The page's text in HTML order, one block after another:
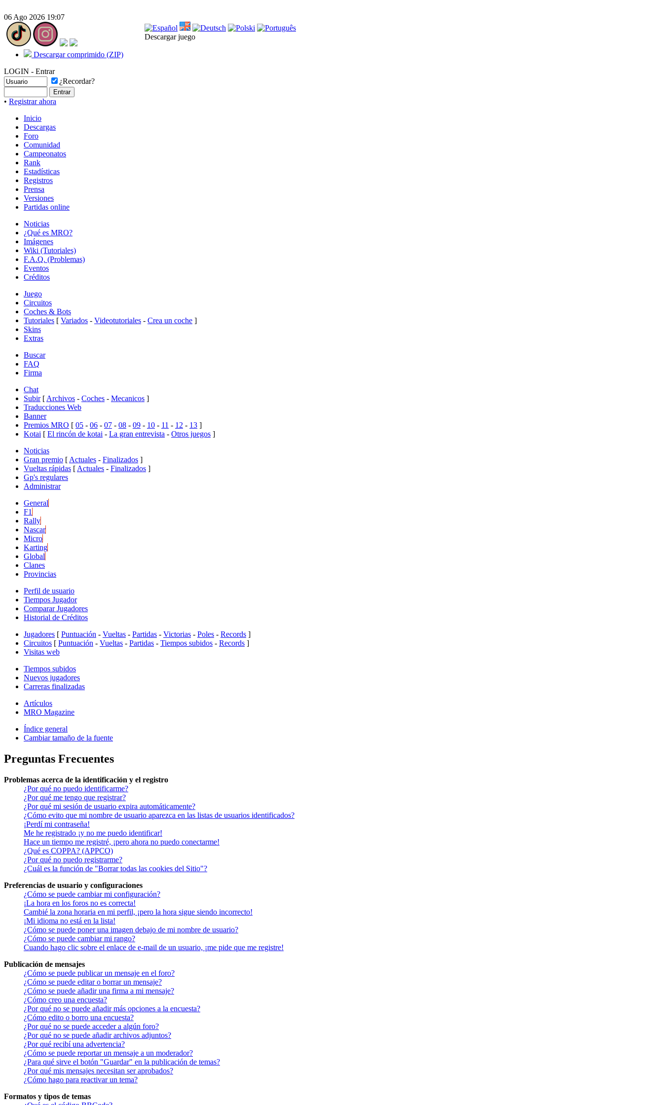
06 Ago 2026 19:07
Descargar juego
Descargar comprimido (ZIP)
LOGIN - Entrar
¿Recordar?
• Registrar ahora
Inicio
Descargas
Foro
Comunidad
Campeonatos
Rank
Estadísticas
Registros
Prensa
Versiones
Partidas online
Noticias
¿Qué es MRO?
Imágenes
Wiki (Tutoriales)
F.A.Q. (Problemas)
Eventos
Créditos
Juego
Circuitos
Coches & Bots
Tutoriales [ Variados - Videotutoriales - Crea un coche ]
Skins
Extras
Buscar
FAQ
Firma
Chat
Subir [ Archivos - Coches - Mecanicos ]
Traducciones Web
Banner
Premios MRO [ 05 - 06 - 07 - 08 - 09 - 10 - 11 - 12 - 13 ]
Kotai [ El rincón de kotai - La gran entrevista - Otros juegos ]
Noticias
Gran premio [ Actuales - Finalizados ]
Vueltas rápidas [ Actuales - Finalizados ]
Gp's regulares
Administrar
General
F1
Rally
Nascar
Micro
Karting
Global
Clanes
Provincias
Perfil de usuario
Tiempos Jugador
Comparar Jugadores
Historial de Créditos
Jugadores [ Puntuación - Vueltas - Partidas - Victorias - Poles - Records ]
Circuitos [ Puntuación - Vueltas - Partidas - Tiempos subidos - Records ]
Visitas web
Tiempos subidos
Nuevos jugadores
Carreras finalizadas
Artículos
MRO Magazine
Índice general
Cambiar tamaño de la fuente
Preguntas Frecuentes
Problemas acerca de la identificación y el registro
¿Por qué no puedo identificarme?
¿Por qué me tengo que registrar?
¿Por qué mi sesión de usuario expira automáticamente?
¿Cómo evito que mi nombre de usuario aparezca en las listas de usuarios identificados?
¡Perdí mi contraseña!
Me he registrado ¡y no me puedo identificar!
Hace un tiempo me registré, ¡pero ahora no puedo conectarme!
¿Qué es COPPA? (APPCO)
¿Por qué no puedo registrarme?
¿Cuál es la función de "Borrar todas las cookies del Sitio"?
Preferencias de usuario y configuraciones
¿Cómo se puede cambiar mi configuración?
¡La hora en los foros no es correcta!
Cambié la zona horaria en mi perfil, ¡pero la hora sigue siendo incorrecto!
¡Mi idioma no está en la lista!
¿Cómo se puede poner una imagen debajo de mi nombre de usuario?
¿Cómo se puede cambiar mi rango?
Cuando hago clic sobre el enlace de e-mail de un usuario, ¡me pide que me registre!
Publicación de mensajes
¿Cómo se puede publicar un mensaje en el foro?
¿Cómo se puede editar o borrar un mensaje?
¿Cómo se puede añadir una firma a mi mensaje?
¿Cómo creo una encuesta?
¿Por qué no se puede añadir más opciones a la encuesta?
¿Cómo edito o borro una encuesta?
¿Por qué no se puede acceder a algún foro?
¿Por qué no se puede añadir archivos adjuntos?
¿Por qué recibí una advertencia?
¿Cómo se puede reportar un mensaje a un moderador?
¿Para qué sirve el botón "Guardar" en la publicación de temas?
¿Por qué mis mensajes necesitan ser aprobados?
¿Cómo hago para reactivar un tema?
Formatos y tipos de temas